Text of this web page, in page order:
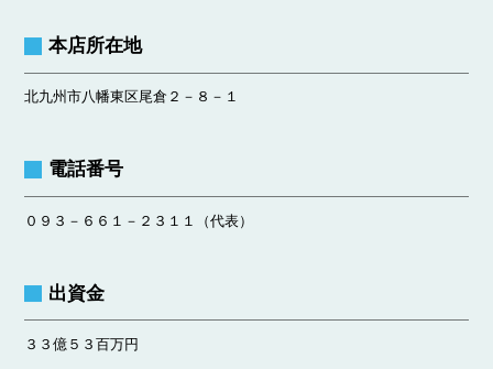
本店所在地
北九州市八幡東区尾倉２－８－１
電話番号
０９３－６６１－２３１１（代表）
出資金
３３億５３百万円